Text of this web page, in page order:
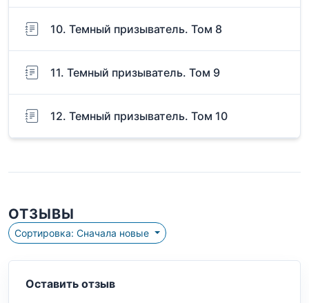
10. Темный призыватель. Том 8
11. Темный призыватель. Том 9
12. Темный призыватель. Том 10
ОТЗЫВЫ
Сортировка: Сначала новые
Оставить отзыв